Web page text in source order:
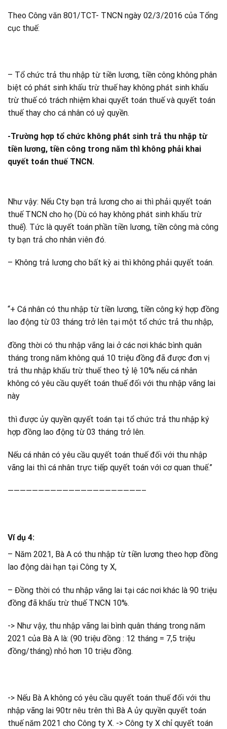
Theo Công văn 801/TCT- TNCN ngày 02/3/2016 của Tổng
cục thuế:
– Tổ chức trả thu nhập từ tiền lương, tiền công không phân
biệt có phát sinh khấu trừ thuế hay không phát sinh khấu
trừ thuế có trách nhiệm khai quyết toán thuế và quyết toán
thuế thay cho cá nhân có uỷ quyền.
-Trường hợp tổ chức không phát sinh trả thu nhập từ
tiền lương, tiền công trong năm thì không phải khai
quyết toán thuế TNCN.
Như vậy: Nếu Cty bạn trả lương cho ai thì phải quyết toán
thuế TNCN cho họ (Dù có hay không phát sinh khấu trừ
thuế). Tức là quyết toán phần tiền lương, tiền công mà công
ty bạn trả cho nhân viên đó.
– Không trả lương cho bất kỳ ai thì không phải quyết toán.
“+ Cá nhân có thu nhập từ tiền lương, tiền công ký hợp đồng
lao động từ 03 tháng trở lên tại một tổ chức trả thu nhập,
đồng thời có thu nhập vãng lai ở các nơi khác bình quân
tháng trong năm không quá 10 triệu đồng đã được đơn vị
trả thu nhập khấu trừ thuế theo tỷ lệ 10% nếu cá nhân
không có yêu cầu quyết toán thuế đối với thu nhập vãng lai
này
thì được ủy quyền quyết toán tại tổ chức trả thu nhập ký
hợp đồng lao động từ 03 tháng trở lên.
Nếu cá nhân có yêu cầu quyết toán thuế đối với thu nhập
vãng lai thì cá nhân trực tiếp quyết toán với cơ quan thuế.”
——————————————————————–
Ví dụ 4:
– Năm 2021, Bà A có thu nhập từ tiền lương theo hợp đồng
lao động dài hạn tại Công ty X,
– Đồng thời có thu nhập vãng lai tại các nơi khác là 90 triệu
đồng đã khấu trừ thuế TNCN 10%.
-> Như vậy, thu nhập vãng lai bình quân tháng trong năm
2021 của Bà A là: (90 triệu đồng : 12 tháng = 7,5 triệu
đồng/tháng) nhỏ hơn 10 triệu đồng.
-> Nếu Bà A không có yêu cầu quyết toán thuế đối với thu
nhập vãng lai 90tr nêu trên thì Bà A ủy quyền quyết toán
thuế năm 2021 cho Công ty X. -> Công ty X chỉ quyết toán